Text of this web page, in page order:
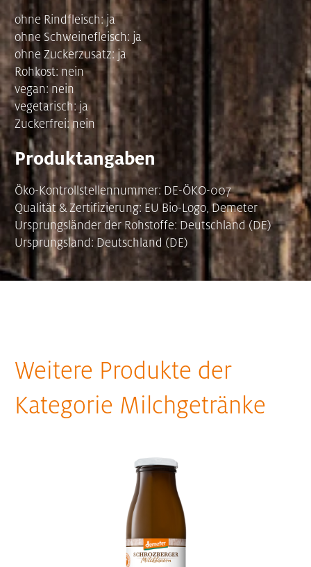
ohne Rindfleisch: ja
ohne Schweinefleisch: ja
ohne Zuckerzusatz: ja
Rohkost: nein
vegan: nein
vegetarisch: ja
Zuckerfrei: nein
Produktangaben
Öko-Kontrollstellennummer: DE-ÖKO-007
Qualität & Zertifizierung: EU Bio-Logo, Demeter
Ursprungsländer der Rohstoffe: Deutschland (DE)
Ursprungsland: Deutschland (DE)
Weitere Produkte der
Kategorie Milchgetränke